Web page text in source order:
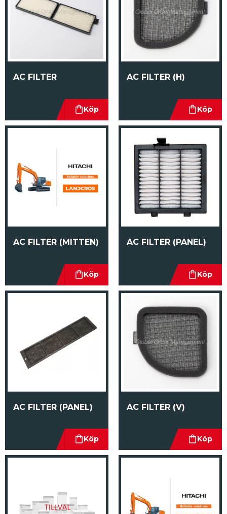
AC FILTER AC FILTER (H)
AC FILTER (MITTEN) AC FILTER (PANEL)
AC FILTER (PANEL) AC FILTER (V)